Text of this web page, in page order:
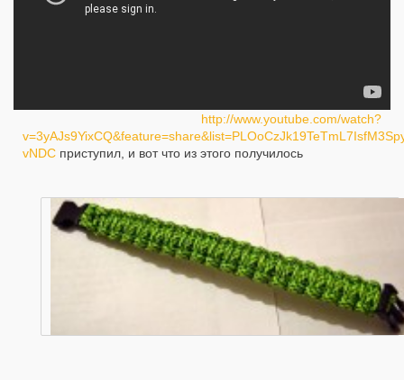
http://www.youtube.com/watch?
vNDC приступил, и вот что из этого получилось